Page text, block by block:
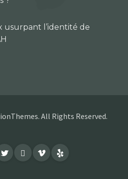
l’identité de
All Rights Reserved.